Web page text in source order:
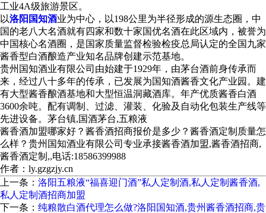
工业4A级旅游景区。
以洛阳国知酒业为中心，以198公里为半径形成的源生态圈，中
国的老八大名酒就有四家和数十家国优名酒在此区域内，被誉为
中国核心名酒圈，是国家质量监督检验检疫总局认定的全国九家
酱香型白酒酿造产业知名品牌创建示范基地。
贵州国知酒业有限公司由始建于1929年，由茅台酒前身传承而
来，经过八十多年的传承，已发展为国知酒酱香文化产业园。建
有大型酱香酿酒基地和大型恒温洞藏酒库。年产优质酱香白酒
3600余吨。配有调制、过滤、灌装、化验及自动化包装生产线等
先进设备。茅台镇,国酒茅台,五粮液
酱香酒加盟哪家好？酱香酒招商报价是多少？酱香酒定制质量怎
么样？贵州国知酒业有限公司专业承接酱香酒加盟,酱香酒招商,
酱香酒定制,,电话:18586399988
作者：ly.gzgzjy.cn
上一条： 洛阳五粮液“福喜迎门酒”私人定制酒,私人定制酱香酒,
私人定制酒招商加盟
下一条： 纯粮散白酒代理怎么做?洛阳国知酒,贵州酱香酒招商,贵